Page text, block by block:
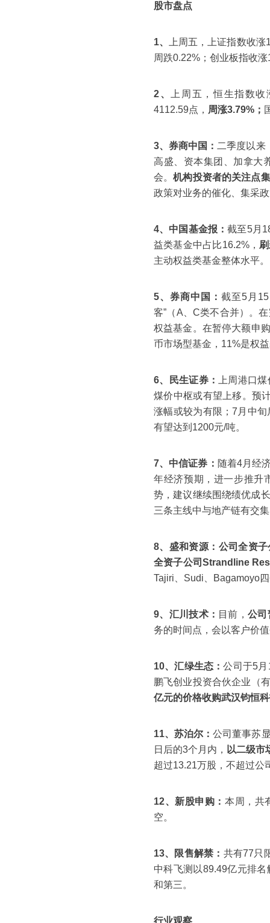
股市盘点
1、
上周五，上证指数收
周跌0.22%；创业板指收
2、
上周五，恒生指数
4112.59点， 周涨3.79%；
3、券商中国： 二季度以来
高盛、资本集团、加拿大
会。机构投资者的关注点
政策对业务的催化、集采
4、中国基金报：截至5月
益类基金中占比16.2%，
主动权益类基金整体水平。
5、券商中国： 截至5月
客”（A、C类不合并）。
权益基金。在暂停大额申
币市场型基金，11%是权
6、民生证券：
上周港口
煤价中枢或有望上移。预
涨幅或较为有限；7月中
有望达到1200元/吨。
7、中信证券： 随着4月经
年经济预期，进一步推升
势，建议继续围绕绩优成
三条主线中与地产链有交
8、盛和资源： 公司全资
全资子公司Strandline
Tajiri、Sudi、Bagamoyo
9、汇川技术： 目前，公司
务的时间点，会以客户价
10、汇绿生态：公司于5
鹏飞创业投资合伙企业（
亿元的价格收购武汉钧恒
11、苏泊尔：公司董事苏
日后的3个月内， 以二级市
超过13.21万股，不超过公
12、新股申购：本周，共
空。
13、限售解禁： 共有77只
中科飞测以89.49亿元排
和第三。
行业观察